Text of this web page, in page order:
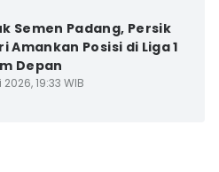
Semen Padang, Persik
Amankan Posisi di Liga 1
Depan
2026, 19:33 WIB